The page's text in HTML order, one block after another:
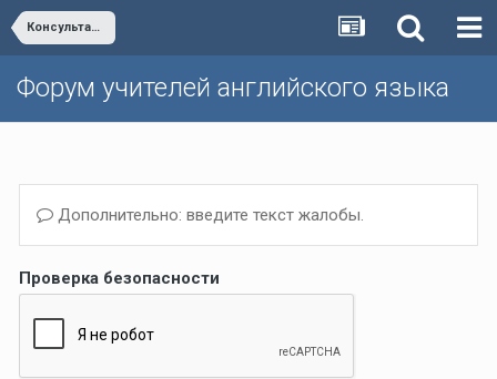
Консультация с авторами учебников "Enjoy English"
Форум учителей английского языка
Дополнительно: введите текст жалобы.
Проверка безопасности